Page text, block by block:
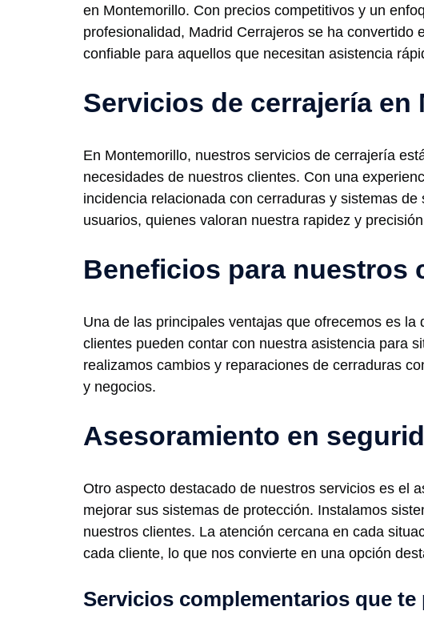
en Montemorillo. Con precios competitivos y un
profesionalidad, Madrid Cerrajeros se ha convertido
confiable para aquellos que necesitan asistencia
Servicios de cerrajería en
En Montemorillo, nuestros servicios de cerrajería
necesidades de nuestros clientes. Con una
incidencia relacionada con cerraduras y sistemas
usuarios, quienes valoran nuestra rapidez y
Beneficios para nuestros
Una de las principales ventajas que ofrecemos es
clientes pueden contar con nuestra asistencia para
realizamos cambios y reparaciones de cerraduras
y negocios.
Asesoramiento en
Otro aspecto destacado de nuestros servicios es el
mejorar sus sistemas de protección. Instalamos
nuestros clientes. La atención cercana en cada
cada cliente, lo que nos convierte en una opción
Servicios complementarios que te